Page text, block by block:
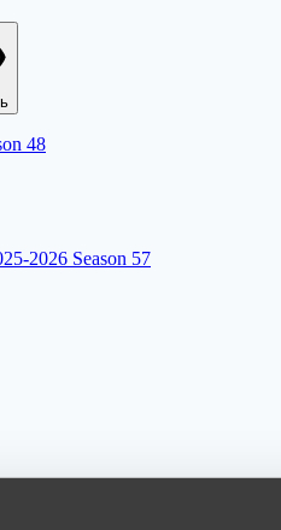
48
2026 Season 57